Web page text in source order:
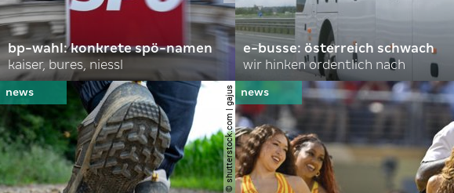
bp-wahl: konkrete spö-namen
kaiser, bures, niessl
e-busse: österreich schwach
wir hinken ordentlich nach
© shutterstock.com | gajus